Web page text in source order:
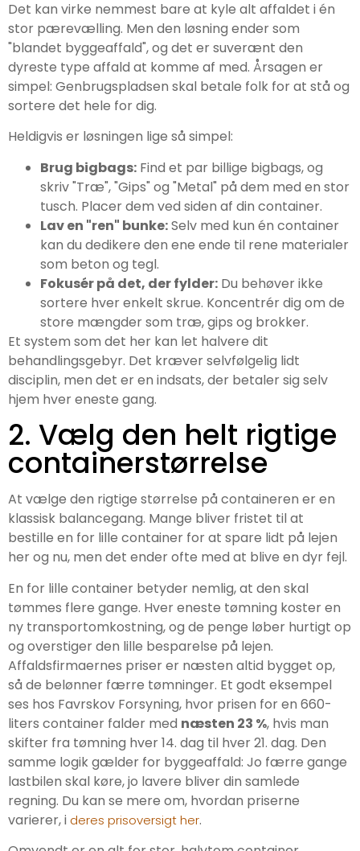
Det kan virke nemmest bare at kyle alt affaldet i én
stor pærevælling. Men den løsning ender som
"blandet byggeaffald", og det er suverænt den
dyreste type affald at komme af med. Årsagen er
simpel: Genbrugspladsen skal betale folk for at stå og
sortere det hele for dig.
Heldigvis er løsningen lige så simpel:
Brug bigbags: Find et par billige bigbags, og
skriv "Træ", "Gips" og "Metal" på dem med en stor
tusch. Placer dem ved siden af din container.
Lav en "ren" bunke:Selv med kun én container
kan du dedikere den ene ende til rene materialer
som beton og tegl.
Fokusér på det, der fylder: Du behøver ikke
sortere hver enkelt skrue. Koncentrér dig om de
store mængder som træ, gips og brokker.
Et system som det her kan let halvere dit
behandlingsgebyr. Det kræver selvfølgelig lidt
disciplin, men det er en indsats, der betaler sig selv
hjem hver eneste gang.
2. Vælg den helt rigtige
containerstørrelse
At vælge den rigtige størrelse på containeren er en
klassisk balancegang. Mange bliver fristet til at
bestille en for lille container for at spare lidt på lejen
her og nu, men det ender ofte med at blive en dyr fejl.
En for lille container betyder nemlig, at den skal
tømmes flere gange. Hver eneste tømning koster en
ny transportomkostning, og de penge løber hurtigt op
og overstiger den lille besparelse på lejen.
Affaldsfirmaernes priser er næsten altid bygget op,
så de belønner færre tømninger. Et godt eksempel
ses hos Favrskov Forsyning, hvor prisen for en 660-
liters container falder med næsten 23 %, hvis man
skifter fra tømning hver 14. dag til hver 21. dag. Den
samme logik gælder for byggeaffald: Jo færre gange
lastbilen skal køre, jo lavere bliver din samlede
regning. Du kan se mere om, hvordan priserne
varierer, i deres prisoversigt her.